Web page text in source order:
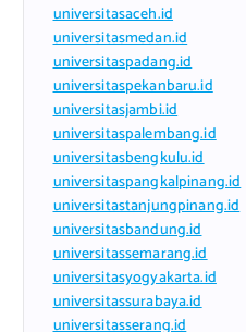
universitasaceh.id
universitasmedan.id
universitaspadang.id
universitaspekanbaru.id
universitasjambi.id
universitaspalembang.id
universitasbengkulu.id
universitaspangkalpinang.id
universitastanjungpinang.id
universitasbandung.id
universitassemarang.id
universitasyogyakarta.id
universitassurabaya.id
universitasserang.id